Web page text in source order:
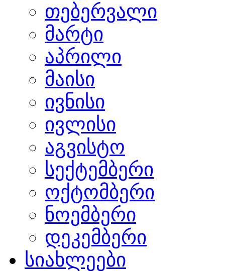
თებერვალი
მარტი
აპრილი
მაისი
ივნისი
ივლისი
აგვისტო
სექტემბერი
ოქტომბერი
ნოემბერი
დეკემბერი
სიახლეები